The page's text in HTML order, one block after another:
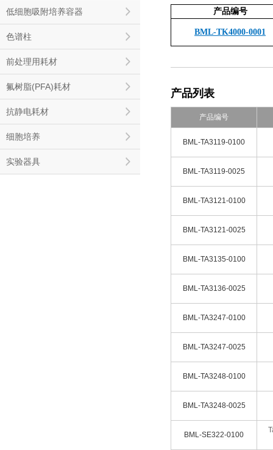
低细胞吸附培养容器
色谱柱
前处理用耗材
氟树脂(PFA)耗材
抗静电耗材
细胞培养
实验器具
产品编号
BML-TK4000-0001
产品列表
产品编号
BML-TA3119-0100
BML-TA3119-0025
BML-TA3121-0100
BML-TA3121-0025
BML-TA3135-0100
BML-TA3136-0025
BML-TA3247-0100
BML-TA3247-0025
BML-TA3248-0100
BML-TA3248-0025
BML-SE322-0100